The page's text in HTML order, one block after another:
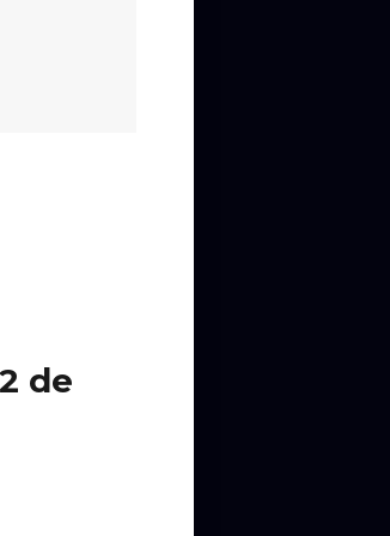
clássico
de